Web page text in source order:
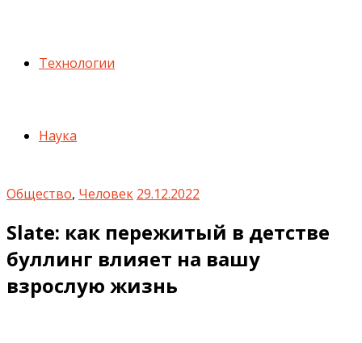
Технологии
Наука
Общество, Человек 29.12.2022
Slate: как пережитый в детстве
буллинг влияет на вашу
взрослую жизнь